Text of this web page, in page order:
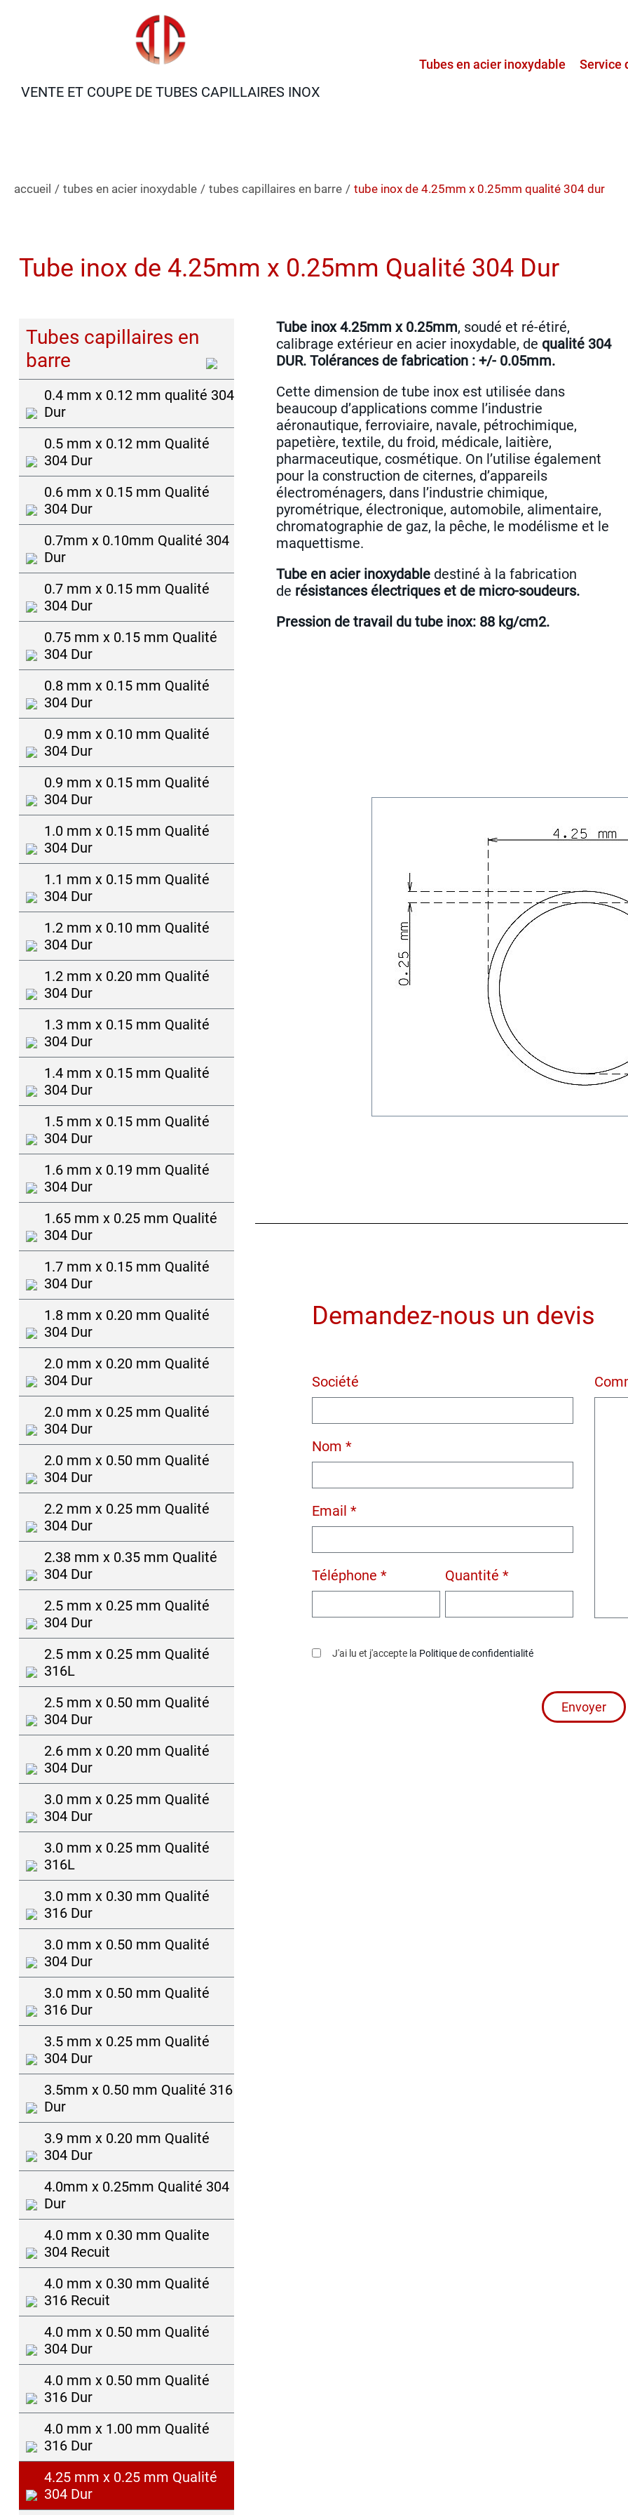
VENTE ET COUPE DE TUBES CAPILLAIRES INOX
Tubes en acier inoxydable Service
accueil / tubes en acier inoxydable / tubes capillaires en barre / tube inox de 4.25mm x 0.25mm qualité 304 dur
Tube inox de 4.25mm x 0.25mm Qualité 304 Dur
Tubes capillaires en
barre
0.4 mm x 0.12 mm qualité 304
Dur
0.5 mm x 0.12 mm Qualité
304 Dur
0.6 mm x 0.15 mm Qualité
304 Dur
0.7mm x 0.10mm Qualité 304
Dur
0.7 mm x 0.15 mm Qualité
304 Dur
0.75 mm x 0.15 mm Qualité
304 Dur
0.8 mm x 0.15 mm Qualité
304 Dur
0.9 mm x 0.10 mm Qualité
304 Dur
0.9 mm x 0.15 mm Qualité
304 Dur
1.0 mm x 0.15 mm Qualité
304 Dur
1.1 mm x 0.15 mm Qualité
304 Dur
1.2 mm x 0.10 mm Qualité
304 Dur
1.2 mm x 0.20 mm Qualité
304 Dur
1.3 mm x 0.15 mm Qualité
304 Dur
1.4 mm x 0.15 mm Qualité
304 Dur
1.5 mm x 0.15 mm Qualité
304 Dur
1.6 mm x 0.19 mm Qualité
304 Dur
1.65 mm x 0.25 mm Qualité
304 Dur
1.7 mm x 0.15 mm Qualité
304 Dur
1.8 mm x 0.20 mm Qualité
304 Dur
2.0 mm x 0.20 mm Qualité
304 Dur
2.0 mm x 0.25 mm Qualité
304 Dur
2.0 mm x 0.50 mm Qualité
304 Dur
2.2 mm x 0.25 mm Qualité
304 Dur
2.38 mm x 0.35 mm Qualité
304 Dur
2.5 mm x 0.25 mm Qualité
304 Dur
2.5 mm x 0.25 mm Qualité
316L
2.5 mm x 0.50 mm Qualité
304 Dur
2.6 mm x 0.20 mm Qualité
304 Dur
3.0 mm x 0.25 mm Qualité
304 Dur
3.0 mm x 0.25 mm Qualité
316L
3.0 mm x 0.30 mm Qualité
316 Dur
3.0 mm x 0.50 mm Qualité
304 Dur
3.0 mm x 0.50 mm Qualité
316 Dur
3.5 mm x 0.25 mm Qualité
304 Dur
3.5mm x 0.50 mm Qualité 316
Dur
3.9 mm x 0.20 mm Qualité
304 Dur
4.0mm x 0.25mm Qualité 304
Dur
4.0 mm x 0.30 mm Qualite
304 Recuit
4.0 mm x 0.30 mm Qualité
316 Recuit
4.0 mm x 0.50 mm Qualité
304 Dur
4.0 mm x 0.50 mm Qualité
316 Dur
4.0 mm x 1.00 mm Qualité
316 Dur
4.25 mm x 0.25 mm Qualité
304 Dur
Tube inox 4.25mm x 0.25mm, soudé et ré-étiré,
calibrage extérieur en acier inoxydable, de qualité 304
DUR. Tolérances de fabrication : +/- 0.05mm.
Cette dimension de tube inox est utilisée dans
beaucoup d’applications comme l’industrie
aéronautique, ferroviaire, navale, pétrochimique,
papetière, textile, du froid, médicale, laitière,
pharmaceutique, cosmétique. On l’utilise également
pour la construction de citernes, d’appareils
électroménagers, dans l’industrie chimique,
pyrométrique, électronique, automobile, alimentaire,
chromatographie de gaz, la pêche, le modélisme et le
maquettisme.
Tube en acier inoxydable destiné à la fabrication
de résistances électriques et de micro-soudeurs.
Pression de travail du tube inox: 88 kg/cm2.
Demandez-nous un devis
Société
Nom *
Email *
Téléphone * Quantité *
J'ai lu et j'accepte la Politique de confidentialité
Envoyer